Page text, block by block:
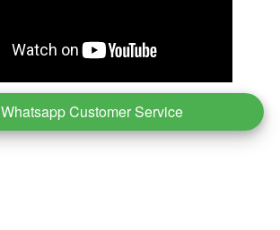
Whatsapp Customer Service